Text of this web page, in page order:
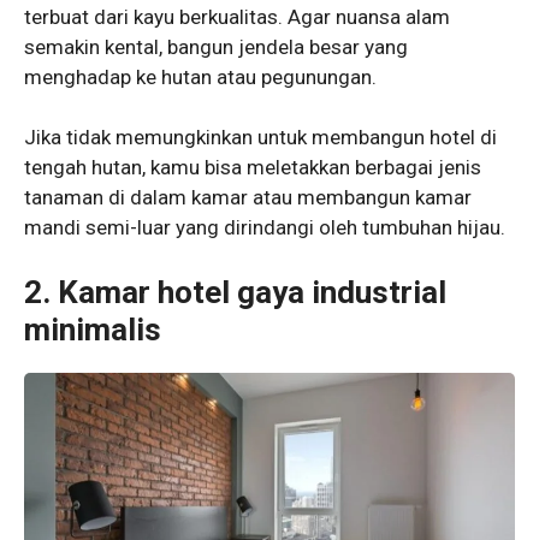
terbuat dari kayu berkualitas. Agar nuansa alam
semakin kental, bangun jendela besar yang
menghadap ke hutan atau pegunungan.
Jika tidak memungkinkan untuk membangun hotel di
tengah hutan, kamu bisa meletakkan berbagai jenis
tanaman di dalam kamar atau membangun kamar
mandi semi-luar yang dirindangi oleh tumbuhan hijau.
2. Kamar hotel gaya industrial
minimalis